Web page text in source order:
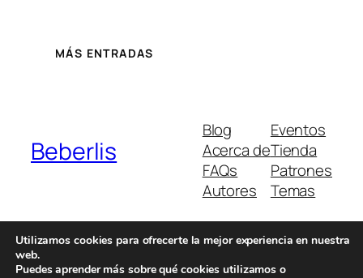
MÁS ENTRADAS
Beberlis
Blog
Acerca de
FAQs
Autores
Eventos
Tienda
Patrones
Temas
Twenty Twenty-Five Diseñado con WordPress
Utilizamos cookies para ofrecerte la mejor experiencia en nuestra
web.
Puedes aprender más sobre qué cookies utilizamos o